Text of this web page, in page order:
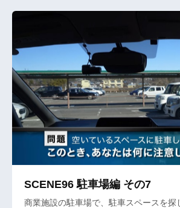
SCENE96 駐車場編 その7
商業施設の駐車場で、駐車スペースを探